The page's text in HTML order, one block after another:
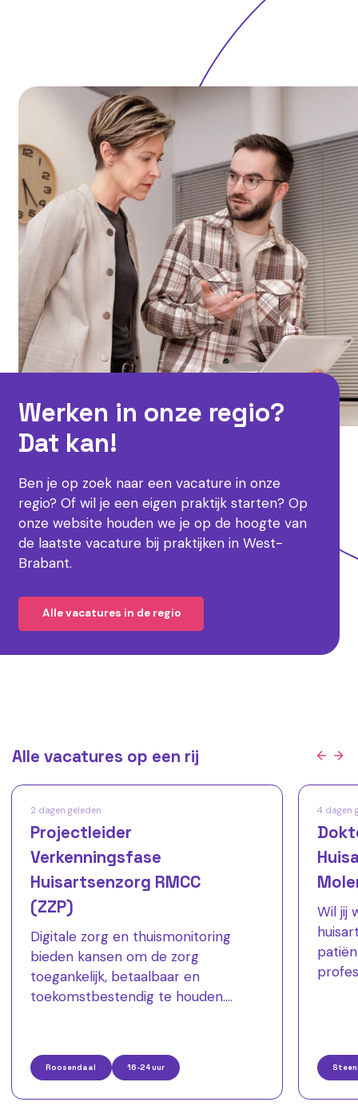
Werken in onze regio?
Dat kan!
Ben je op zoek naar een vacature in onze
regio? Of wil je een eigen praktijk starten? Op
onze website houden we je op de hoogte van
de laatste vacature bij praktijken in West-
Brabant.
Alle vacatures in de regio
Alle vacatures op een rij
2 dagen geleden
Projectleider
Verkenningsfase
Huisartsenzorg RMCC
(ZZP)
Digitale zorg en thuismonitoring
bieden kansen om de zorg
toegankelijk, betaalbaar en
toekomstbestendig te houden.
een ervaren projectleider die een
belangrijke verkenningsfase binnen
het Regionaal Monitoring- en
Roosendaal 16-24 uur
4 dagen
Wil jij